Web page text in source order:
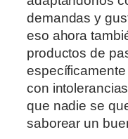
demandas y
eso ahora
productos de
con
que nadie se
saborear un